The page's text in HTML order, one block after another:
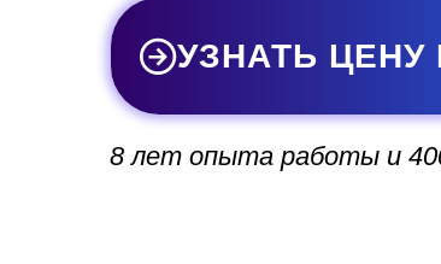
8 лет опыта работы и
УЗНАТЬ